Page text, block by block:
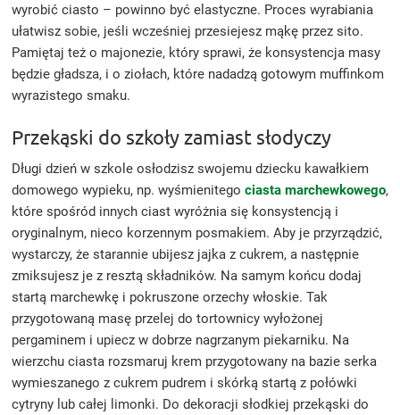
wyrobić ciasto – powinno być elastyczne. Proces wyrabiania
ułatwisz sobie, jeśli wcześniej przesiejesz mąkę przez sito.
Pamiętaj też o majonezie, który sprawi, że konsystencja masy
będzie gładsza, i o ziołach, które nadadzą gotowym muffinkom
wyrazistego smaku.
Przekąski do szkoły zamiast słodyczy
Długi dzień w szkole osłodzisz swojemu dziecku kawałkiem
domowego wypieku, np. wyśmienitego ciasta marchewkowego,
które spośród innych ciast wyróżnia się konsystencją i
oryginalnym, nieco korzennym posmakiem. Aby je przyrządzić,
wystarczy, że starannie ubijesz jajka z cukrem, a następnie
zmiksujesz je z resztą składników. Na samym końcu dodaj
startą marchewkę i pokruszone orzechy włoskie. Tak
przygotowaną masę przelej do tortownicy wyłożonej
pergaminem i upiecz w dobrze nagrzanym piekarniku. Na
wierzchu ciasta rozsmaruj krem przygotowany na bazie serka
wymieszanego z cukrem pudrem i skórką startą z połówki
cytryny lub całej limonki. Do dekoracji słodkiej przekąski do